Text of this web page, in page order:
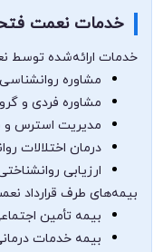
خدمات نعمت
خدمات ارائه‌شده توسط
مشاوره
مشاوره فردی و
مدیریت استرس و
درمان اختلالات
ارزیابی
بیمه‌های طرف قرارداد
بیمه تأمین
بیمه خدمات